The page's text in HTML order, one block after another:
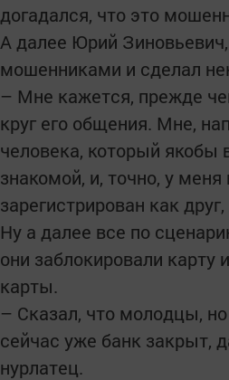
догадался, что это
А далее Юрий
мошенниками и сделал
– Мне кажется, прежде
круг его общения. Мне,
человека, который якобы
знакомой, и, точно, у
зарегистрирован как
Ну а далее все по
они заблокировали карту
карты.
– Сказал, что молодцы,
сейчас уже банк закрыт,
нурлатец.